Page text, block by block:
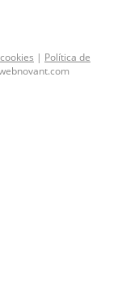
| Política de